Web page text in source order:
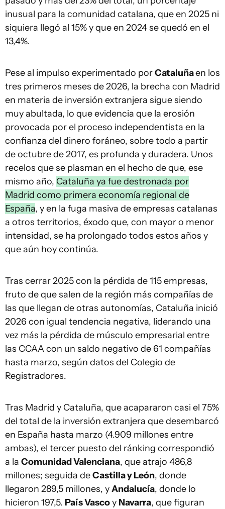
inusual para la comunidad catalana, que en 2025 ni
siquiera llegó al 15% y que en 2024 se quedó en el
13,4%.
Pese al impulso experimentado porCataluñaen los
tres primeros meses de 2026, la brecha con Madrid
en materia de inversión extranjera sigue siendo
muy abultada, lo que evidencia que la erosión
provocada por el proceso independentista en la
confianza del dinero foráneo, sobre todo a partir
de octubre de 2017, es profunda y duradera. Unos
recelos que se plasman en el hecho de que, ese
mismo año, Cataluña ya fue destronada por
Madrid como primera economía regional de
España, y en la fuga masiva de empresas catalanas
a otros territorios, éxodo que, con mayor o menor
intensidad, se ha prolongado todos estos años y
que aún hoy continúa.
Tras cerrar 2025 con la pérdida de 115 empresas,
fruto de que salen de la región más compañías de
las que llegan de otras autonomías, Cataluña inició
2026 con igual tendencia negativa, liderando una
vez más la pérdida de músculo empresarial entre
las CCAA con un saldo negativo de 61 compañías
hasta marzo, según datos del Colegio de
Registradores.
Tras Madrid y Cataluña, que acapararon casi el 75%
del total de la inversión extranjera que desembarcó
en España hasta marzo (4.909 millones entre
ambas), el tercer puesto del ránking correspondió
a la Comunidad Valenciana, que atrajo 486,8
millones; seguida deCastilla y León, donde
llegaron 289,5 millones, yAndalucía, donde lo
hicieron 197,5. País Vascoy Navarra, que figuran